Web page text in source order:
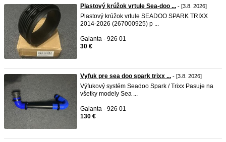
Plastový krúžok vrtule Sea-doo ... - [3.8. 2026]
Plastový krúžok vrtule SEADOO SPARK TRIXX
2014-2026 (267000925) p ...
Galanta - 926 01
30 €
Vyfuk pre sea doo spark trixx ... - [3.8. 2026]
Výfukový systém Seadoo Spark / Trixx Pasuje na
všetky modely Sea ...
Galanta - 926 01
130 €